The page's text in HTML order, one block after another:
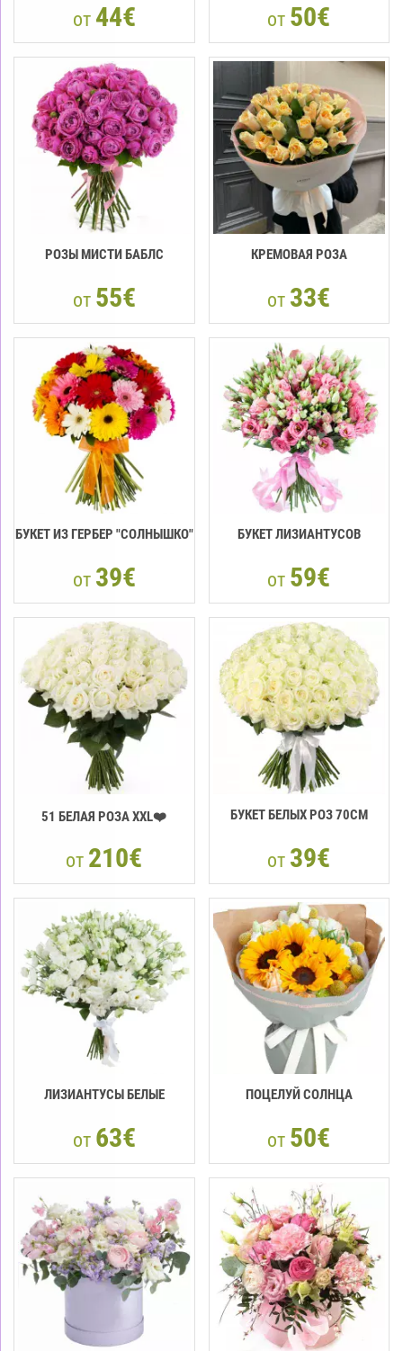
от 44€ от 50€
РОЗЫ МИСТИ БАБЛС
от 55€
КРЕМОВАЯ РОЗА
от 33€
БУКЕТ ИЗ ГЕРБЕР "СОЛНЫШКО"
от 39€
БУКЕТ ЛИЗИАНТУСОВ
от 59€
51 БЕЛАЯ РОЗА XXL❤️
от 210€
БУКЕТ БЕЛЫХ РОЗ 70СМ
от 39€
ЛИЗИАНТУСЫ БЕЛЫЕ
от 63€
ПОЦЕЛУЙ СОЛНЦА
от 50€